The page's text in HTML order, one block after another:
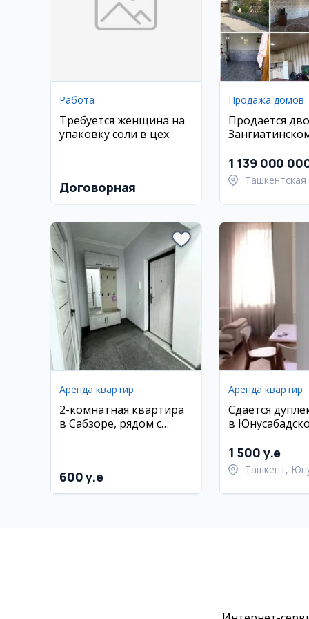
Работа
Требуется женщина на
упаковку соли в цех
Договорная
Продажа домов
Продается
кўприк
1 139 000
Аренда квартир
2-комнатная квартира
в Сабзоре, рядом с
600 y.e
Аренда квартир
Сдается
в
техникой
1 500 y.e
Ташкент,